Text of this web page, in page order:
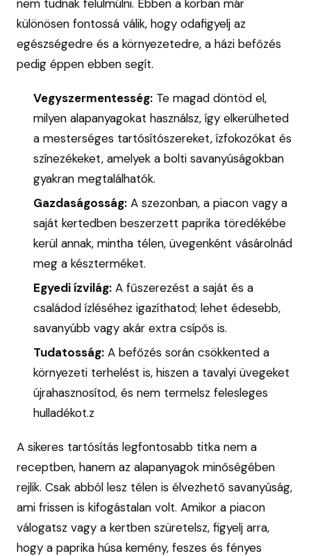
nem tudnak felülmúlni. Ebben a korban már
különösen fontossá válik, hogy odafigyelj az
egészségedre és a környezetedre, a házi befőzés
pedig éppen ebben segít.
Vegyszermentesség: Te magad döntöd el,
milyen alapanyagokat használsz, így elkerülheted
a mesterséges tartósítószereket, ízfokozókat és
színezékeket, amelyek a bolti savanyúságokban
gyakran megtalálhatók.
Gazdaságosság: A szezonban, a piacon vagy a
saját kertedben beszerzett paprika töredékébe
kerül annak, mintha télen, üvegenként vásárolnád
meg a készterméket.
Egyedi ízvilág: A fűszerezést a saját és a
családod ízléséhez igazíthatod; lehet édesebb,
savanyúbb vagy akár extra csípős is.
Tudatosság: A befőzés során csökkented a
környezeti terhelést is, hiszen a tavalyi üvegeket
újrahasznosítod, és nem termelsz felesleges
hulladékot.z
A sikeres tartósítás legfontosabb titka nem a
receptben, hanem az alapanyagok minőségében
rejlik. Csak abból lesz télen is élvezhető savanyúság,
ami frissen is kifogástalan volt. Amikor a piacon
válogatsz vagy a kertben szüretelsz, figyelj arra,
hogy a paprika húsa kemény, feszes és fényes